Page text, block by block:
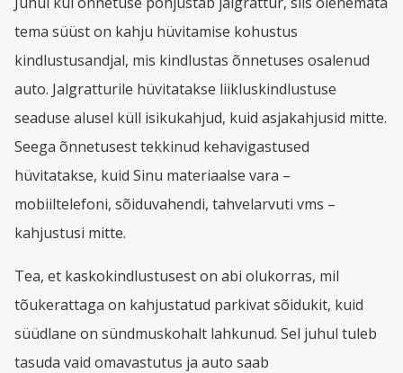
tema süüst on kahju hüvitamise kohustus
kindlustusandjal, mis kindlustas õnnetuses osalenud
auto. Jalgratturile hüvitatakse liikluskindlustuse
seaduse alusel küll isikukahjud, kuid asjakahjusid mitte.
Seega õnnetusest tekkinud kehavigastused
hüvitatakse, kuid Sinu materiaalse vara –
mobiiltelefoni, sõiduvahendi, tahvelarvuti vms –
kahjustusi mitte.
Tea, et kaskokindlustusest on abi olukorras, mil
tõukerattaga on kahjustatud parkivat sõidukit, kuid
süüdlane on sündmuskohalt lahkunud. Sel juhul tuleb
tasuda vaid omavastutus ja auto saab